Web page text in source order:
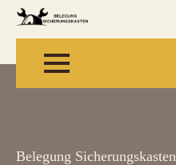
Belegung Sicherungskasten